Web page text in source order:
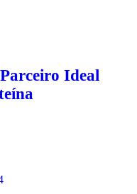
Ideal